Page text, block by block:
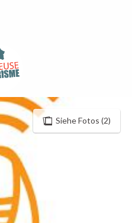
Siehe Fotos (2)